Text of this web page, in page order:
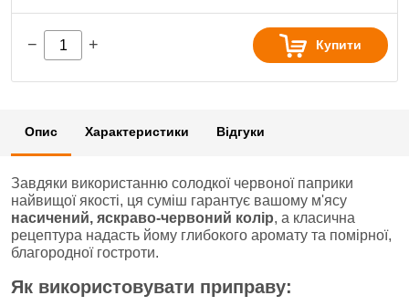
− + Купити
Опис Характеристики Відгуки
Завдяки використанню солодкої червоної паприки
найвищої якості, ця суміш гарантує вашому м'ясу
насичений, яскраво-червоний колір, а класична
рецептура надасть йому глибокого аромату та помірної,
благородної гостроти.
Як використовувати приправу: